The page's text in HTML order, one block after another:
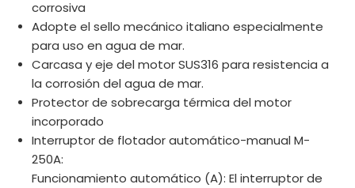
corrosiva
Adopte el sello mecánico italiano especialmente
para uso en agua de mar.
Carcasa y eje del motor SUS316 para resistencia a
la corrosión del agua de mar.
Protector de sobrecarga térmica del motor
incorporado
Interruptor de flotador automático-manual M-
250A:
Funcionamiento automático (A): El interruptor de